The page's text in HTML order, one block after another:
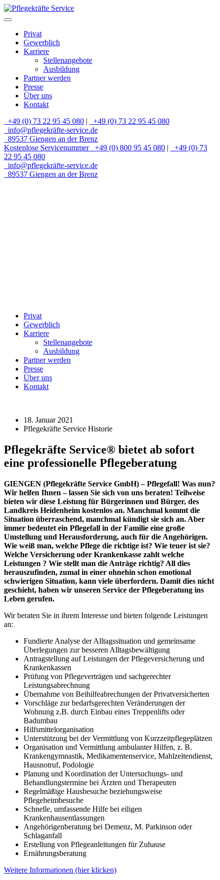
Privat
Gewerblich
Karriere
Stellenangebote
Ausbildung
Partner werden
Presse
Über uns
Kontakt
+49 (0) 73 22 95 45 080 |
+49 (0) 73 22 95 45 080
info@pflegekräfte-service.de
89537 Giengen an der Brenz
Kostenlose Servicenummer
+49 (0) 800 95 45 080 |
+49 (0) 73
22 95 45 080
info@pflegekräfte-service.de
89537 Giengen an der Brenz
Privat
Gewerblich
Karriere
Stellenangebote
Ausbildung
Partner werden
Presse
Über uns
Kontakt
18. Januar 2021
Pflegekräfte Service Historie
Pflegekräfte Service® bietet ab sofort
eine professionelle Pflegeberatung
GIENGEN (Pflegekräfte Service GmbH) – Pflegefall! Was nun?
Wir helfen Ihnen – lassen Sie sich von uns beraten! Teilweise
bieten wir diese Leistung für Bürgerinnen und Bürger, des
Landkreis Heidenheim kostenlos an. Manchmal kommt die
Situation überraschend, manchmal kündigt sie sich an. Aber
immer bedeutet ein Pflegefall in der Familie eine große
Umstellung und Herausforderung, auch für die Angehörigen.
Wie weiß man, welche Pflege die richtige ist? Wie teuer ist sie?
Welche Versicherung oder Krankenkasse zahlt welche
Leistungen ? Wie stellt man die Anträge richtig? All dies
herauszufinden, zumal in einer ohnehin schon emotional
schwierigen Situation, kann viele überfordern. Damit dies nicht
geschieht, haben wir unseren Service der Pflegeberatung ins
Leben gerufen.
Wir beraten Sie in ihrem Interesse und bieten folgende Leistungen
an:
Fundierte Analyse der Alltagssituation und gemeinsame
Überlegungen zur besseren Alltagsbewältigung
Antragstellung auf Leistungen der Pflegeversicherung und
Krankenkassen
Prüfung von Pflegeverträgen und sachgerechter
Leistungsabrechnung
Übernahme von Beihilfeabrechungen der Privatversicherten
Vorschläge zur bedarfsgerechten Veränderungen der
Wohnung z.B. durch Einbau eines Treppenlifts oder
Badumbau
Hilfsmittelorganisation
Unterstützung bei der Vermittlung von Kurzzeitpflegeplätzen
Organisation und Vermittlung ambulanter Hilfen, z. B.
Krankengymnastik, Medikamentenservice, Mahlzeitendienst,
Hausnotruf, Podologie
Planung und Koordination der Untersuchungs- und
Behandlungstermine bei Ärzten und Therapeuten
Regelmäßige Hausbesuche beziehungsweise
Pflegeheimbesuche
Schnelle, umfassende Hilfe bei eiligen
Krankenhausentlassungen
Angehörigenberatung bei Demenz, M. Parkinson oder
Schlaganfall
Erstellung von Pflegeanleitungen für Zuhause
Ernährungsberatung
Weitere Informationen (hier klicken)